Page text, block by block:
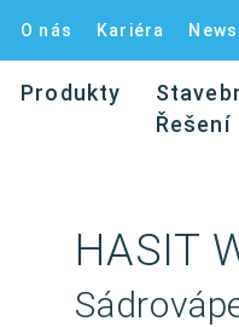
O nás Kariéra
Produkty
Řešení
HASIT